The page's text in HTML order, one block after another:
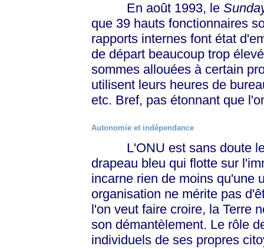
En août 1993, le
que 39 hauts fonctionnaires
rapports internes font état
de départ beaucoup trop
sommes allouées à certain
utilisent leurs heures de
etc. Bref, pas étonnant que
Autonomie et indépendance
L'ONU est sans doute le
drapeau bleu qui flotte sur
incarne rien de moins qu'une
organisation ne mérite pas
l'on veut faire croire, la Terre
son démantèlement. Le rôle
individuels de ses propres